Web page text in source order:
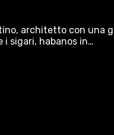
architetto con una
i sigari, habanos in…